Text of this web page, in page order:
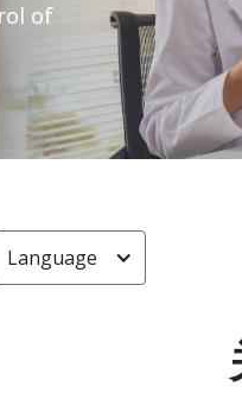
of
Language